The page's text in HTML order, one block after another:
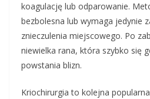
koagulację lub odparowanie.
bezbolesna lub wymaga jedynie
znieczulenia miejscowego. Po
niewielka rana, która szybko się
powstania blizn.
Kriochirurgia to kolejna